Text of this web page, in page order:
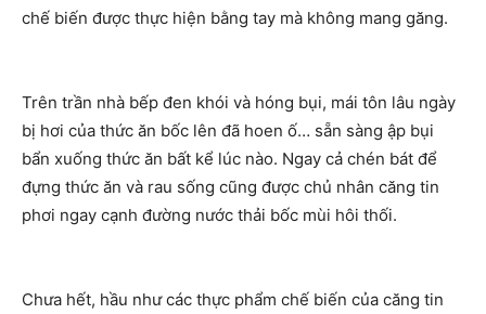
chế biến được thực hiện bằng tay mà không mang găng.
Trên trần nhà bếp đen khói và hóng bụi, mái tôn lâu ngày
bị hơi của thức ăn bốc lên đã hoen ố… sẵn sàng ập bụi
bẩn xuống thức ăn bất kể lúc nào. Ngay cả chén bát để
đựng thức ăn và rau sống cũng được chủ nhân căng tin
phơi ngay cạnh đường nước thải bốc mùi hôi thối.
Chưa hết, hầu như các thực phẩm chế biến của căng tin